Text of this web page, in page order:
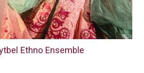
Ethno Ensemble